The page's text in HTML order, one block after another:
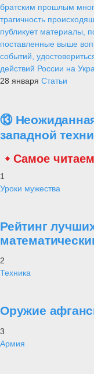
братским прошлым
трагичность
публикует материалы,
поставленные выше
событий,
действий России на
28 января Статьи
⑬
западной
Самое
1
Уроки мужества
Рейтинг
2
Техника
Оружие
3
Армия